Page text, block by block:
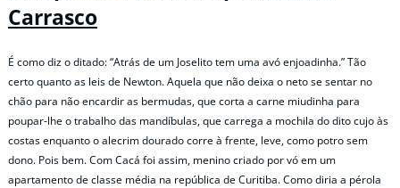
Carrasco
É como diz o ditado: “Atrás de um Joselito tem uma avó enjoadinha.” Tão
certo quanto as leis de Newton. Aquela que não deixa o neto se sentar no
chão para não encardir as bermudas, que corta a carne miudinha para
poupar-lhe o trabalho das mandíbulas, que carrega a mochila do dito cujo às
costas enquanto o alecrim dourado corre à frente, leve, como potro sem
dono. Pois bem. Com Cacá foi assim, menino criado por vó em um
apartamento de classe média na república de Curitiba. Como diria a pérola